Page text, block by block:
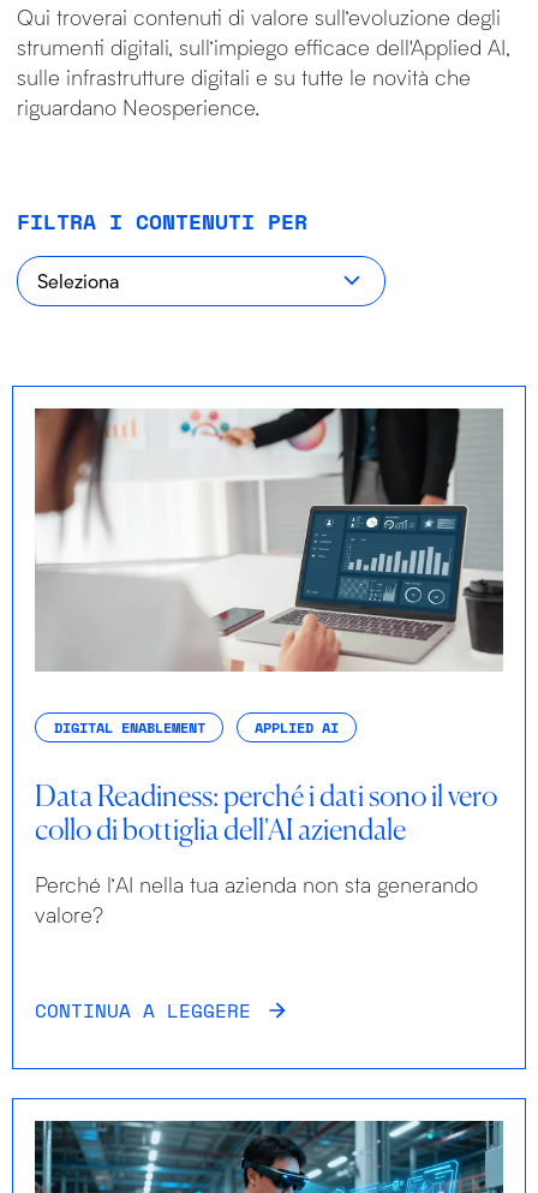
Qui troverai contenuti di valore sull’evoluzione degli
strumenti digitali, sull’impiego efficace dell'Applied AI,
sulle infrastrutture digitali e su tutte le novità che
riguardano Neosperience.
FILTRA I CONTENUTI PER
DIGITAL ENABLEMENT APPLIED AI
Data Readiness: perché i dati sono il vero
collo di bottiglia dell'AI aziendale
Perché l’AI nella tua azienda non sta generando
valore?
CONTINUA A LEGGERE